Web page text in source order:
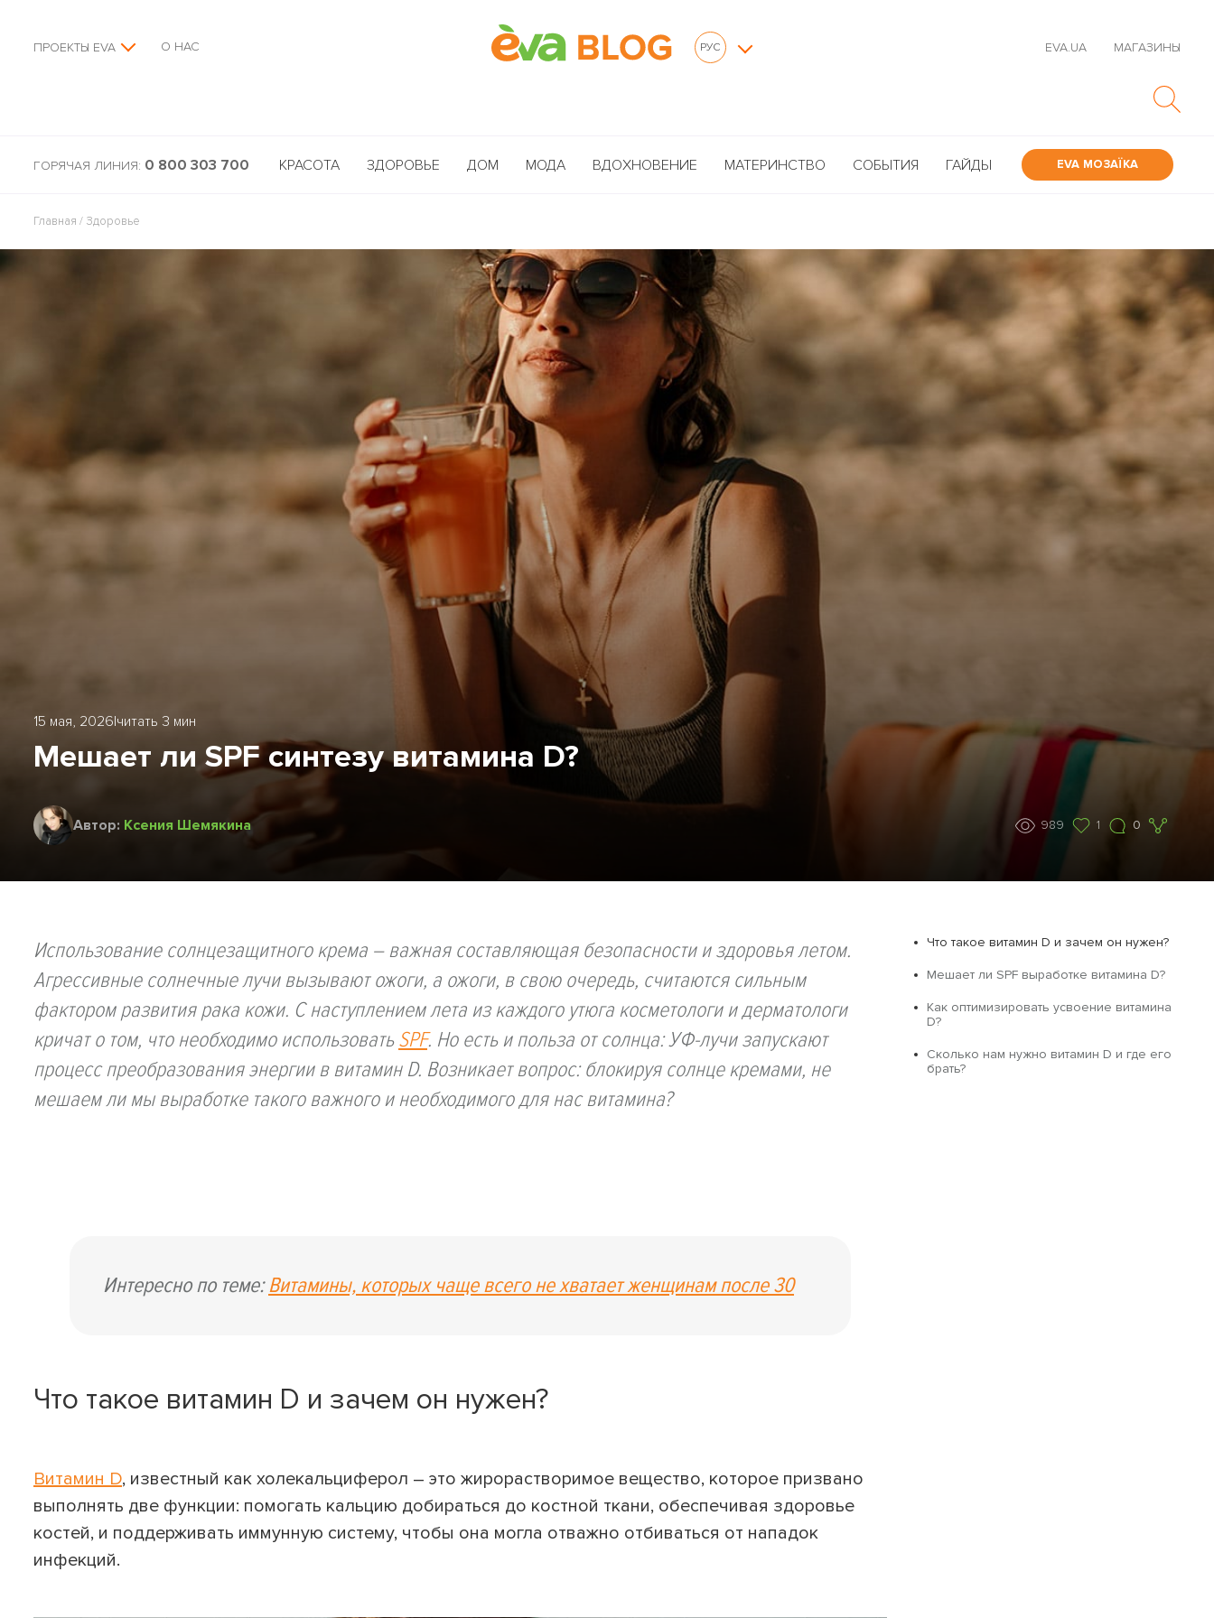
ПРОЕКТЫ EVA О НАС РУС EVA.UA МАГАЗИНЫ
ГОРЯЧАЯ ЛИНИЯ: 0 800 303 700 КРАСОТА ЗДОРОВЬЕ ДОМ МОДА ВДОХНОВЕНИЕ МАТЕРИНСТВО СОБЫТИЯ ГАЙДЫ EVA МОЗАЇКА
Главная / Здоровье
15 мая, 2026|читать 3 мин
Мешает ли SPF синтезу витамина D?
Автор: Ксения Шемякина 989 1 0
Использование солнцезащитного крема – важная составляющая безопасности и здоровья летом.
Агрессивные солнечные лучи вызывают ожоги, а ожоги, в свою очередь, считаются сильным
фактором развития рака кожи. С наступлением лета из каждого утюга косметологи и дерматологи
кричат о том, что необходимо использоватьSPF. Но есть и польза от солнца: УФ-лучи запускают
процесс преобразования энергии в витамин D. Возникает вопрос: блокируя солнце кремами, не
мешаем ли мы выработке такого важного и необходимого для нас витамина?
Что такое витамин D и зачем он нужен?
Мешает ли SPF выработке витамина D?
Как оптимизировать усвоение витамина
D?
Сколько нам нужно витамин D и где его
брать?
Интересно по теме:Витамины, которых чаще всего не хватает женщинам после 30
Что такое витамин D и зачем он нужен?
Витамин D, известный как холекальциферол – это жирорастворимое вещество, которое призвано
выполнять две функции: помогать кальцию добираться до костной ткани, обеспечивая здоровье
костей, и поддерживать иммунную систему, чтобы она могла отважно отбиваться от нападок
инфекций.